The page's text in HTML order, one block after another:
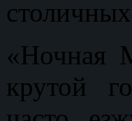
«Ночная
крутой